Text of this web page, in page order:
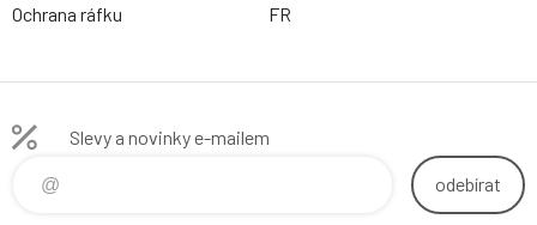
Ochrana ráfku
FR
Slevy a novinky e-mailem
odebírat